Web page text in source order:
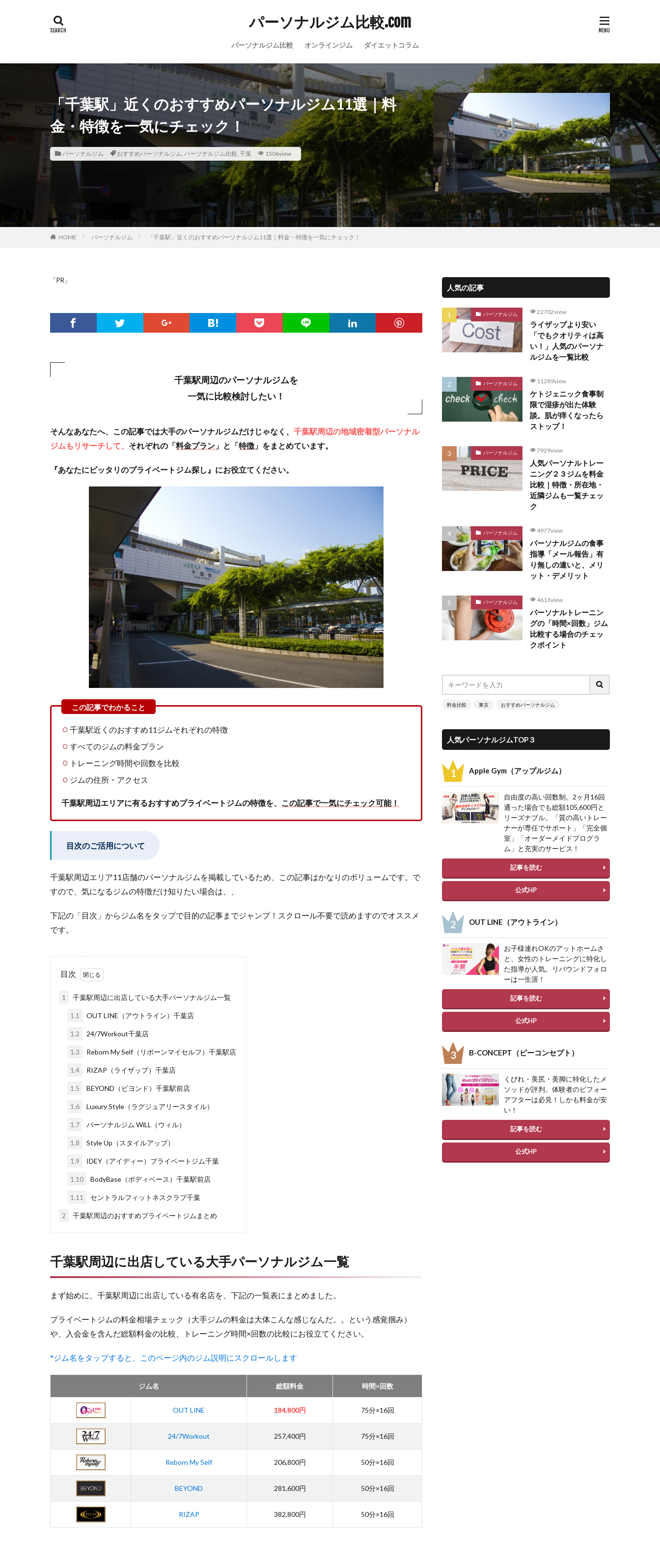
パーソナルジム比較.com
パーソナルジム比較 オンラインジム ダイエットコラム
「千葉駅」近くのおすすめパーソナルジム11選｜料
金・特徴を一気にチェック！
パーソナルジム おすすめパーソナルジム, パーソナルジム比較, 千葉 1506view
HOME パーソナルジム 「千葉駅」近くのおすすめパーソナルジム11選｜料金・特徴を一気にチェック！
「PR」
千葉駅周辺のパーソナルジムを
一気に比較検討したい！
そんなあなたへ、この記事では大手のパーソナルジムだけじゃなく、 千葉駅周辺の地域密着型パーソナル
ジムもリサーチして、 それぞれの「料金プラン 」と「特徴 」をまとめています。
『あなたにピッタリのプライベートジム探し』にお役立てください。
千葉駅近くのおすすめ11ジムそれぞれの特徴
すべてのジムの料金プラン
トレーニング時間や回数を比較
ジムの住所・アクセス
千葉駅周辺エリアに有るおすすめプライベートジムの特徴を、 この記事で一気にチェック可能！
目次のご活用について
千葉駅周辺エリア11店舗のパーソナルジムを掲載しているため、この記事はかなりのボリュームです。で
すので、気になるジムの特徴だけ知りたい場合は、、
下記の「目次」からジム名をタップで目的の記事までジャンプ！スクロール不要で読めますのでオススメ
です。
目次
1 千葉駅周辺に出店している大手パーソナルジム一覧
1.1 OUT LINE（アウトライン）千葉店
1.2 24/7Workout千葉店
1.3 Reborn My Self（リボーンマイセルフ）千葉駅店
1.4 RIZAP（ライザップ）千葉店
1.5 BEYOND（ビヨンド）千葉駅前店
1.6 Luxury Style（ラグジュアリースタイル）
1.7 パーソナルジム WiLL（ウィル）
1.8 Style Up（スタイルアップ）
1.9 IDEY（アイディー）プライベートジム千葉
1.10 BodyBase（ボディベース）千葉駅前店
1.11 セントラルフィットネスクラブ千葉
2 千葉駅周辺のおすすめプライベートジムまとめ
千葉駅周辺に出店している大手パーソナルジム一覧
まず始めに、千葉駅周辺に出店している有名店を、下記の一覧表にまとめました。
プライベートジムの料金相場チェック（大手ジムの料金は大体こんな感じなんだ。。という感覚掴み）
や、入会金を含んだ総額料金の比較、トレーニング時間×回数の比較にお役立てください。
*ジム名をタップすると、このページ内のジム説明にスクロールします
ジム名 総額料金 時間×回数
OUT LINE 184,800円 75分×16回
24/7Workout 257,400円 75分×16回
Reborn My Self 206,800円 50分×16回
BEYOND 281,600円 50分×16回
RIZAP 382,800円 50分×16回
人気の記事
パーソナルジム 22702view
ライザップより安い
「でもクオリティは高
い！」人気のパーソナ
ルジムを一覧比較
パーソナルジム 11289view
ケトジェニック食事制
限で湿疹が出た体験
談。肌が痒くなったら
ストップ！
パーソナルジム 7929view
人気パーソナルトレー
ニング２３ジムを料金
比較｜特徴・所在地・
近隣ジムも一覧チェッ
ク
パーソナルジム 4977view
パーソナルジムの食事
指導「メール報告」有
り無しの違いと、メリ
ット・デメリット
パーソナルジム 4613view
パーソナルトレーニン
グの「時間×回数」ジム
比較する場合のチェッ
クポイント
料金比較 東京 おすすめパーソナルジム
人気パーソナルジムTOP３
Apple Gym（アップルジム）
自由度の高い回数制。2ヶ月16回
通った場合でも総額105,600円と
リーズナブル。「質の高いトレー
ナーが専任でサポート」「完全個
室」「オーダーメイドプログラ
ム」と充実のサービス！
記事を読む
公式HP
OUT LINE（アウトライン）
お子様連れOKのアットホームさ
と、女性のトレーニングに特化し
た指導が人気。リバウンドフォロ
ーは一生涯！
記事を読む
公式HP
B-CONCEPT（ビーコンセプト）
くびれ・美尻・美脚に特化したメ
ソッドが評判。体験者のビフォー
アフターは必見！しかも料金が安
い！
記事を読む
公式HP